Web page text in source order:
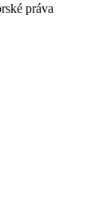
práva